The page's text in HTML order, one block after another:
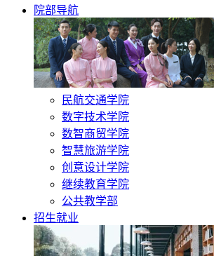
院部导航
民航交通学院
数字技术学院
数智商贸学院
智慧旅游学院
创意设计学院
继续教育学院
公共教学部
招生就业